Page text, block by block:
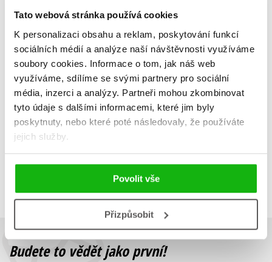
Tato webová stránka používá cookies
K personalizaci obsahu a reklam, poskytování funkcí
sociálních médií a analýze naší návštěvnosti využíváme
soubory cookies. Informace o tom, jak náš web
využíváme, sdílíme se svými partnery pro sociální
média, inzerci a analýzy. Partneři mohou zkombinovat
tyto údaje s dalšími informacemi, které jim byly
poskytnuty, nebo které poté následovaly, že používáte
jejich služby.
Povolit vše
Přizpůsobit
Úžasná chemie u tebe
doma
Jiří Vlach
215 Kč269 Kč
Do košíku
Zobraz záznamů
Zobrazuji 1 až 1 z celkem 1 záznamů
Předchozí 1
Budete to vědět jako první!